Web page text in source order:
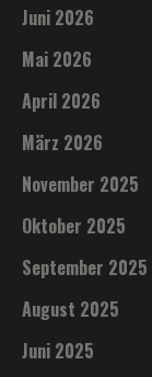
Juni 2026
Mai 2026
April 2026
März 2026
November 2025
Oktober 2025
September 2025
August 2025
Juni 2025